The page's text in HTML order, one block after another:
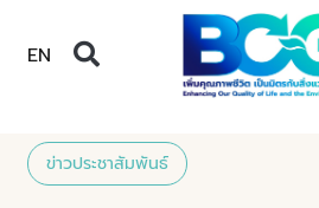
EN
ข่าวประชาสัมพันธ์